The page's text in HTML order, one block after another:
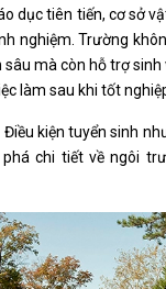
dục tiên tiến, cơ sở
nghiệm. Trường
mà còn hỗ trợ sinh
làm sau khi tốt
Điều kiện tuyển sinh
chi tiết về ngôi